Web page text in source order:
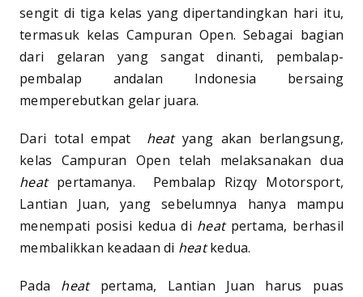
sengit di tiga kelas yang dipertandingkan hari itu,
termasuk kelas Campuran Open. Sebagai bagian
dari gelaran yang sangat dinanti, pembalap-
pembalap andalan Indonesia bersaing
memperebutkan gelar juara.
Dari total empat heat yang akan berlangsung,
kelas Campuran Open telah melaksanakan dua
heatpertamanya. Pembalap Rizqy Motorsport,
Lantian Juan, yang sebelumnya hanya mampu
menempati posisi kedua di heatpertama, berhasil
membalikkan keadaan di heatkedua.
Pada heatpertama, Lantian Juan harus puas